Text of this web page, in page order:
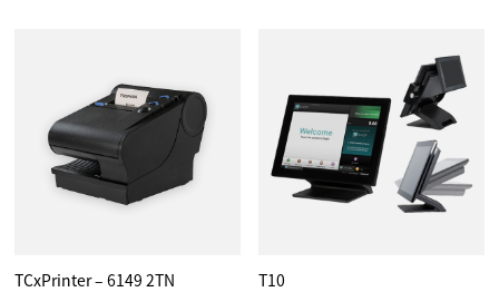
TCxPrinter – 6149 2TN T10